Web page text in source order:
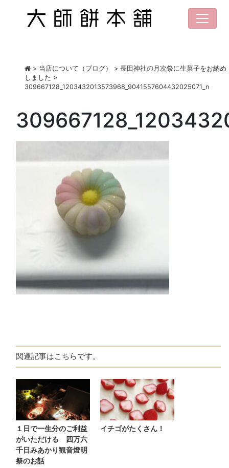
> 当店について（ブログ） > 長田神社の月次祭に生菓子をお納め
しました >
309667128_1203432013573968_9041557604432025071_n
関連記事はこちらです。
１日で一生分のご利益
がいただける 四万六
千日みあかり観音燈明
祭のお話
イチゴがたくさん！